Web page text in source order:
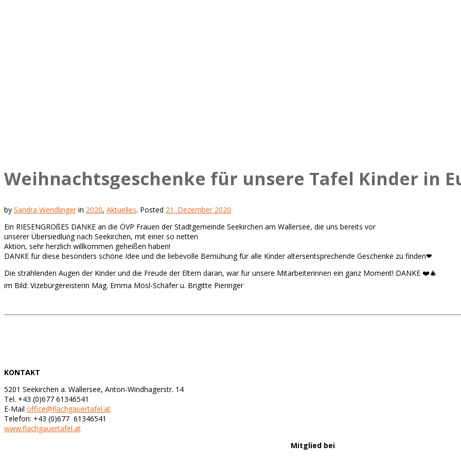
Weihnachtsgeschenke für unsere Tafel Kinder in
by Sandra Wendlinger in 2020, Aktuelles. Posted 21. Dezember 2020
Ein RIESENGROßES DANKE an die ÖVP Frauen der Stadtgemeinde Seekirchen am Wallersee, die uns bereits vor
unserer Übersiedlung nach Seekirchen, mit einer so netten
Aktion, sehr herzlich willkommen geheißen haben!
DANKE für diese besonders schöne Idee und die liebevolle Bemühung für alle Kinder altersentsprechende Geschenke zu finden❤
Die strahlenden Augen der Kinder und die Freude der Eltern daran, war für unsere Mitarbeiterinnen ein ganz Moment! DANKE ❤️🎄
im Bild: Vizebürgereisterin Mag. Emma Mösl-Schäfer u. Brigitte Pieringer
KONTAKT
5201 Seekirchen a. Wallersee, Anton-Windhagerstr. 14
Tel. +43 (0)677 61346541
E-Mail office@flachgauertafel.at
Telefon: +43 (0)677 61346541
www.flachgauertafel.at
Mitglied bei